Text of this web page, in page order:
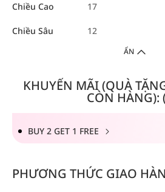
Chiều Cao 17
Chiều Sâu 12
ẨN
KHUYẾN MÃI (QUÀ
CÒN HÀNG):
BUY 2 GET 1 FREE
PHƯƠNG THỨC GIAO